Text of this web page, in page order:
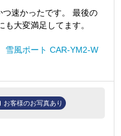
速かったです。 最後の
大変満足してます。
風ポート CAR-YM2-W
お客様のお写真あり